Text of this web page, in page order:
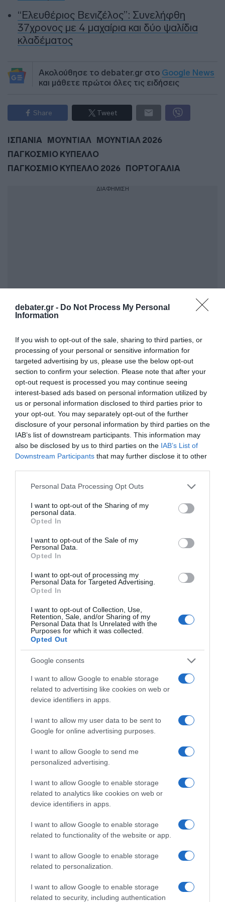
debater.gr - Do Not Process My Personal
Information
If you wish to opt-out of the sale, sharing to third parties, or
processing of your personal or sensitive information for
targeted advertising by us, please use the below opt-out
section to confirm your selection. Please note that after your
opt-out request is processed you may continue seeing
interest-based ads based on personal information utilized by
us or personal information disclosed to third parties prior to
your opt-out. You may separately opt-out of the further
disclosure of your personal information by third parties on the
IAB’s list of downstream participants. This information may
also be disclosed by us to third parties on the IAB’s List of
Downstream Participants that may further disclose it to other
Please note that this website/app uses one or more Google
not limited to your visit or usage behaviour. You may click to
grant or deny consent to Google and its third-party tags to
use your data for below specified purposes in below Google
consent section.
Personal Data Processing Opt Outs
I want to opt-out of the Sharing of my
personal data.
Opted In
I want to opt-out of the Sale of my
Personal Data.
Opted In
I want to opt-out of processing my
Personal Data for Targeted Advertising.
Opted In
I want to opt-out of Collection, Use,
Retention, Sale, and/or Sharing of my
Personal Data that Is Unrelated with the
Purposes for which it was collected.
Opted Out
Google consents
I want to allow Google to enable storage
related to advertising like cookies on web or
device identifiers in apps.
I want to allow my user data to be sent to
Google for online advertising purposes.
I want to allow Google to send me
personalized advertising.
I want to allow Google to enable storage
related to analytics like cookies on web or
device identifiers in apps.
I want to allow Google to enable storage
related to functionality of the website or app.
I want to allow Google to enable storage
related to personalization.
I want to allow Google to enable storage
related to security, including authentication
“Ελευθέριος Βενιζέλος”: Συνελήφθη
37χρονος με 4 μαχαίρια και δύο ψαλίδια
κλαδέματος
Ακολούθησε το debater.gr στο Google News
και μάθετε πρώτοι όλες τις ειδήσεις
Share Tweet
ΙΣΠΑΝΙΑ ΜΟΥΝΤΙΑΛ
ΜΟΥΝΤΙΑΛ 2026
ΠΑΓΚΟΣΜΙΟ ΚΥΠΕΛΛΟ
ΠΑΓΚΟΣΜΙΟ ΚΥΠΕΛΛΟ 2026
ΠΟΡΤΟΓΑΛΙΑ
ΔΙΑΦΗΜΙΣΗ
ΑΘΛΗΤΙΚΑ
Κινγκς Κάνγκουα: Στην Αθήνα για τον
Παναθηναϊκό – Θα περάσει από
ιατρικές εξετάσεις και θα υπογράψει